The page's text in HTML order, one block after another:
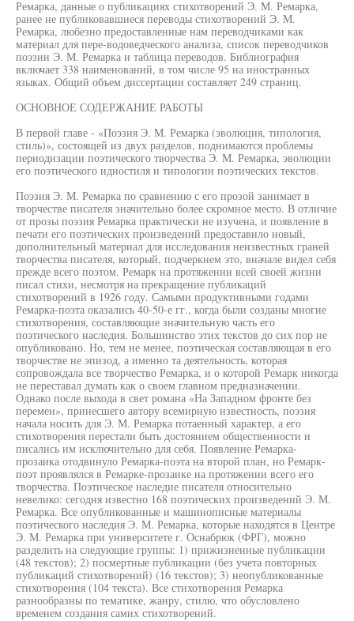
Ремарка, данные о публикациях стихотворений Э. М. Ремарка,
ранее не публиковавшиеся переводы стихотворений Э. М.
Ремарка, любезно предоставленные нам переводчиками как
материал для пере-водоведческого анализа, список переводчиков
поэзии Э. М. Ремарка и таблица переводов. Библиография
включает 338 наименований, в том числе 95 на иностранных
языках. Общий объем диссертации составляет 249 страниц.
ОСНОВНОЕ СОДЕРЖАНИЕ РАБОТЫ
В первой главе - «Поэзия Э. М. Ремарка (эволюция, типология,
стиль)», состоящей из двух разделов, поднимаются проблемы
периодизации поэтического творчества Э. М. Ремарка, эволюции
его поэтического идиостиля и типологии поэтических текстов.
Поэзия Э. М. Ремарка по сравнению с его прозой занимает в
творчестве писателя значительно более скромное место. В отличие
от прозы поэзия Ремарка практически не изучена, и появление в
печати его поэтических произведений предоставило новый,
дополнительный материал для исследования неизвестных граней
творчества писателя, который, подчеркнем это, вначале видел себя
прежде всего поэтом. Ремарк на протяжении всей своей жизни
писал стихи, несмотря на прекращение публикаций
стихотворений в 1926 году. Самыми продуктивными годами
Ремарка-поэта оказались 40-50-е гг., когда были созданы многие
стихотворения, составляющие значительную часть его
поэтического наследия. Большинство этих текстов до сих пор не
опубликовано. Но, тем не менее, поэтическая составляющая в его
творчестве не эпизод, а именно та деятельность, которая
сопровождала все творчество Ремарка, и о которой Ремарк никогда
не переставал думать как о своем главном предназначении.
Однако после выхода в свет романа «На Западном фронте без
перемен», принесшего автору всемирную известность, поэзия
начала носить для Э. М. Ремарка потаенный характер, а его
стихотворения перестали быть достоянием общественности и
писались им исключительно для себя. Появление Ремарка-
прозаика отодвинуло Ремарка-поэта на второй план, но Ремарк-
поэт проявлялся в Ремарке-прозаике на протяжении всего его
творчества. Поэтическое наследие писателя относительно
невелико: сегодня известно 168 поэтических произведений Э. М.
Ремарка. Все опубликованные и машинописные материалы
поэтического наследия Э. М. Ремарка, которые находятся в Центре
Э. М. Ремарка при университете г. Оснабрюк (ФРГ), можно
разделить на следующие группы: 1) прижизненные публикации
(48 текстов); 2) посмертные публикации (без учета повторных
публикаций стихотворений) (16 текстов); 3) неопубликованные
стихотворения (104 текста). Все стихотворения Ремарка
разнообразны по тематике, жанру, стилю, что обусловлено
временем создания самих стихотворений.